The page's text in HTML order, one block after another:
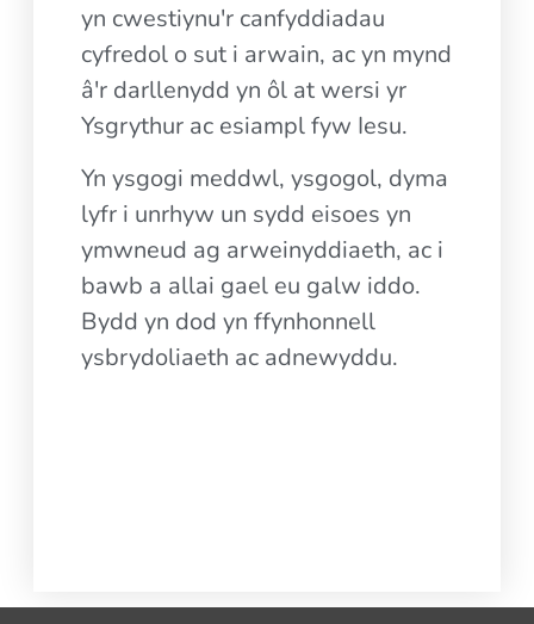
yn cwestiynu'r canfyddiadau
cyfredol o sut i arwain, ac yn mynd
â'r darllenydd yn ôl at wersi yr
Ysgrythur ac esiampl fyw Iesu.
Yn ysgogi meddwl, ysgogol, dyma
lyfr i unrhyw un sydd eisoes yn
ymwneud ag arweinyddiaeth, ac i
bawb a allai gael eu galw iddo.
Bydd yn dod yn ffynhonnell
ysbrydoliaeth ac adnewyddu.